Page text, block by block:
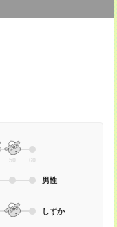
50 60
男性
しずか